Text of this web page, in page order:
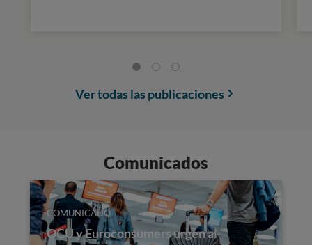
Ver todas las publicaciones
Comunicados
COMUNICADO
OCU y Euroconsumers urgen al